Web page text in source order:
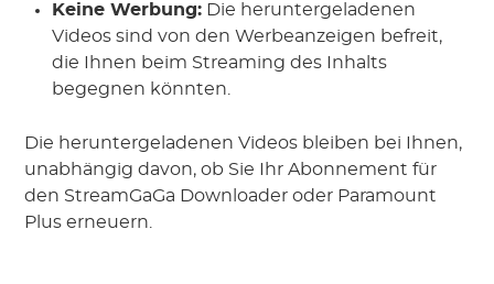
Keine Werbung: Die heruntergeladenen
Videos sind von den Werbeanzeigen befreit,
die Ihnen beim Streaming des Inhalts
begegnen könnten.
Die heruntergeladenen Videos bleiben bei Ihnen,
unabhängig davon, ob Sie Ihr Abonnement für
den StreamGaGa Downloader oder Paramount
Plus erneuern.